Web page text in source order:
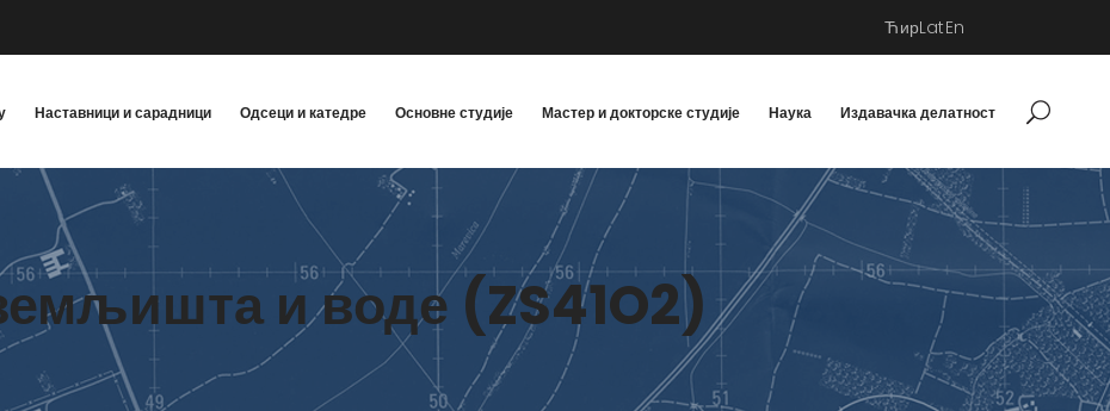
ЋирLatEn
Наставници и сарадници Одсеци и катедре Основне студије Мастер и докторске студије Наука Издавачка делатност
и воде (ZS41O2)